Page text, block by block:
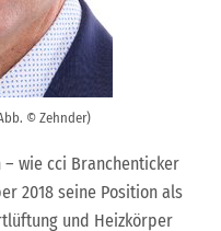
© Zehnder)
wie cci Branchenticker
2018 seine Position als
und Heizkörper